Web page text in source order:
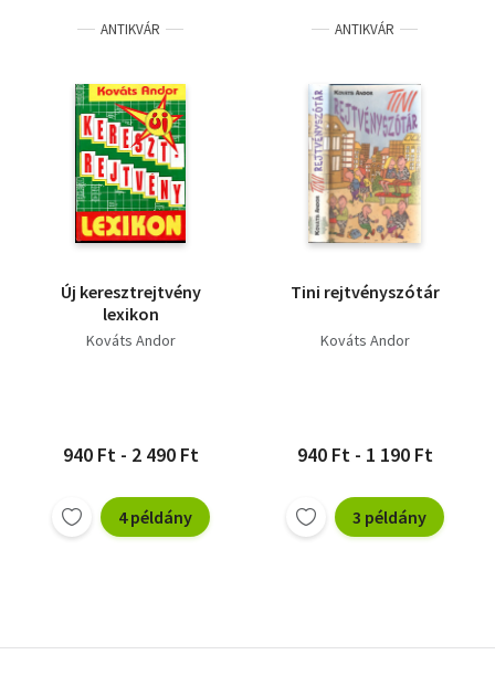
ANTIKVÁR
Új keresztrejtvény
lexikon
Kováts Andor
940 Ft - 2 490 Ft
4 példány
ANTIKVÁR
Tini rejtvényszótár
Kováts Andor
940 Ft - 1 190 Ft
3 példány